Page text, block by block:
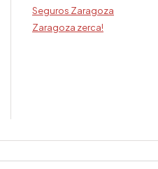
Seguros Zaragoza
Zaragoza zerca!